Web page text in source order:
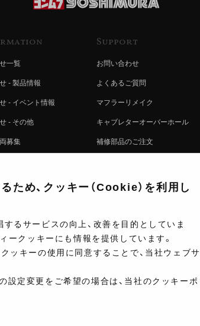
一覧
- 製品情報
- イベント情報
- その他
募集
Support
お問い合わせ
よくあるご質問
マフラーリメイク
キャブレターオーバーホール
補修部品のご注文
製品に関する重要なお知らせ
ポイントについて
ショップ情報
製品マニュアル検索
ため、クッキー（Cookie）を利用し
るサービスの向上、改善を目的としていま
ークッキーにも情報を提供しています。
ッキーの使用に同意することで、当社ウェブサ
設定変更をご希望の場合は、当社のクッキーポ